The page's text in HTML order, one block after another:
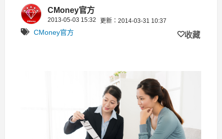
CMoney官方
2013-05-03 15:32 更新：2014-03-31 10:37
CMoney官方 收藏